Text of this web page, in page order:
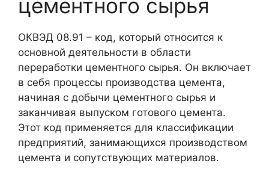
цементного сырья
ОКВЭД 08.91 – код, который относится к
основной деятельности в области
переработки цементного сырья. Он включает
в себя процессы производства цемента,
начиная с добычи цементного сырья и
заканчивая выпуском готового цемента.
Этот код применяется для классификации
предприятий, занимающихся производством
цемента и сопутствующих материалов.